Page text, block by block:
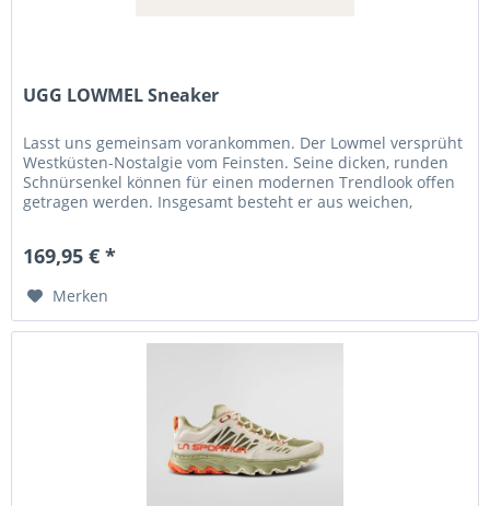
UGG LOWMEL Sneaker
Lasst uns gemeinsam vorankommen. Der Lowmel versprüht
Westküsten-Nostalgie vom Feinsten. Seine dicken, runden
Schnürsenkel können für einen modernen Trendlook offen
getragen werden. Insgesamt besteht er aus weichen,
169,95 € *
Merken